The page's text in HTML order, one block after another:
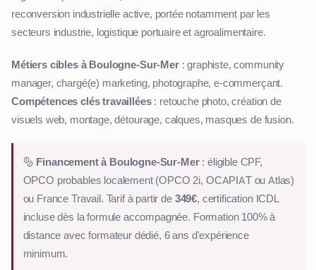
reconversion industrielle active, portée notamment par les
secteurs industrie, logistique portuaire et agroalimentaire.
Métiers cibles à Boulogne-Sur-Mer: graphiste, community
manager, chargé(e) marketing, photographe, e-commerçant.
Compétences clés travaillées: retouche photo, création de
visuels web, montage, détourage, calques, masques de fusion.
Financement à Boulogne-Sur-Mer: éligible CPF,
OPCO probables localement (OPCO 2i, OCAPIAT ou Atlas)
ou France Travail. Tarif à partir de 349€, certification ICDL
incluse dès la formule accompagnée. Formation 100% à
distance avec formateur dédié, 6 ans d'expérience
minimum.